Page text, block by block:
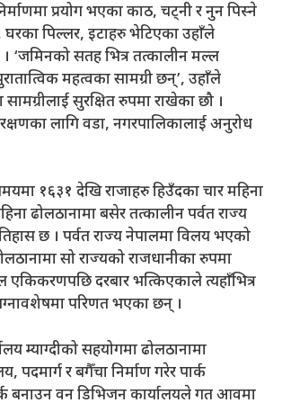
प्रयोग भएका काठ, चट्नी र नुन पिस्ने
घरका पिल्लर, इटाहरु भेटिएका उहाँले
। ‘जमिनको सतह भित्र तत्कालीन मल्ल
महत्वका सामग्री छन्’, उहाँले
सुरक्षित रुपमा राखेका छौ ।
लागि वडा, नगरपालिकालाई अनुरोध
१६३१ देखि राजाहरु हिउँदका चार महिना
ढोलठानामा बसेर तत्कालीन पर्वत राज्य
छ । पर्वत राज्य नेपालमा विलय भएको
सो राज्यको राजधानीका रुपमा
एकिकरणपछि दरबार भत्किएकाले त्यहाँभित्र
परिणत भएका छन् ।
म्याग्दीको सहयोगमा ढोलठानामा
पदमार्ग र बगैँचा निर्माण गरेर पार्क
बनाउन वन डिभिजन कार्यालयले गत आवमा